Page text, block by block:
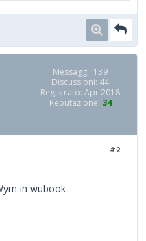
Messaggi: 139
Discussioni: 44
Registrato: Apr 2018
Reputazione: 34
#2
in wubook